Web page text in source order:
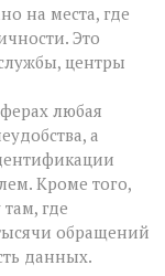
на места, где
Это
центры
любая
а
Кроме того,
где
обращений
данных.